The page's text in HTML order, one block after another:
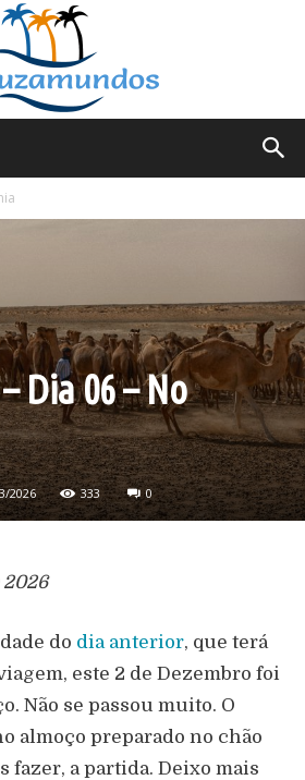
Dia 06 – No
2026 333 0
2026
do dia anterior, que terá
este 2 de Dezembro foi
Não se passou muito. O
almoço preparado no chão
fazer, a partida. Deixo mais